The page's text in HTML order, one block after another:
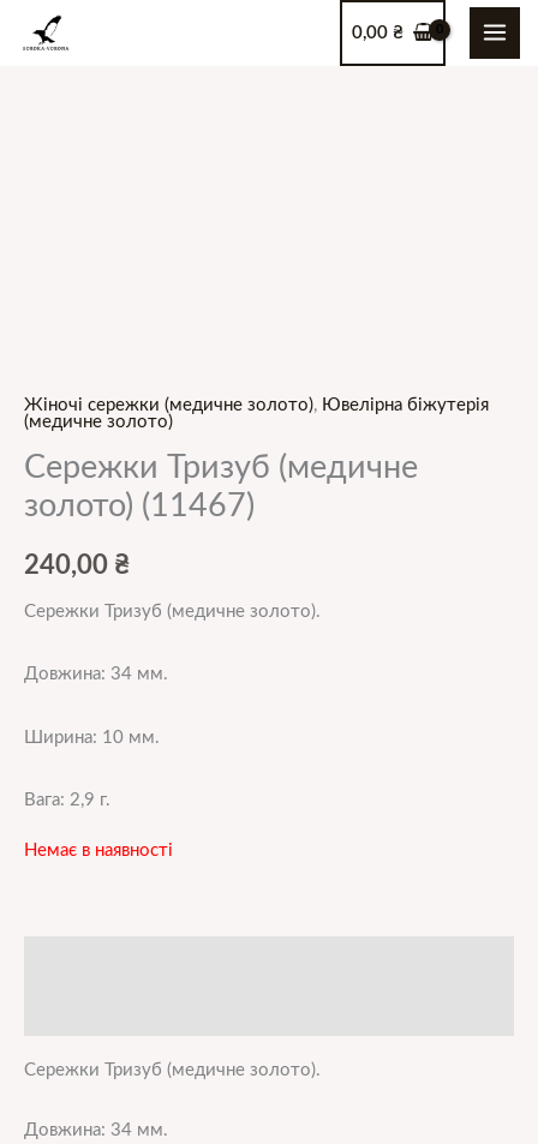
Перейти
0,00 ₴
Жіночі сережки (медичне золото), Ювелірна біжутерія
(медичне золото)
Сережки Тризуб (медичне
золото) (11467)
240,00 ₴
Сережки Тризуб (медичне золото).
Довжина: 34 мм.
Ширина: 10 мм.
Вага: 2,9 г.
Немає в наявності
Сережки Тризуб (медичне золото).
Довжина: 34 мм.